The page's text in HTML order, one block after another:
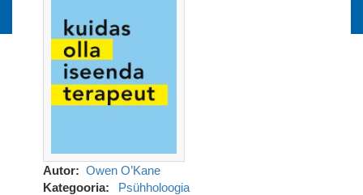
Autor
Owen O’Kane
Kategooria
Psühholoogia